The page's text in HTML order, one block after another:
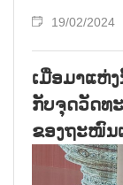
19/02/2024
ເມື່ອມາແຫ່
ກັບຈຸດວັດທ
ຂອງຖະໜົນ